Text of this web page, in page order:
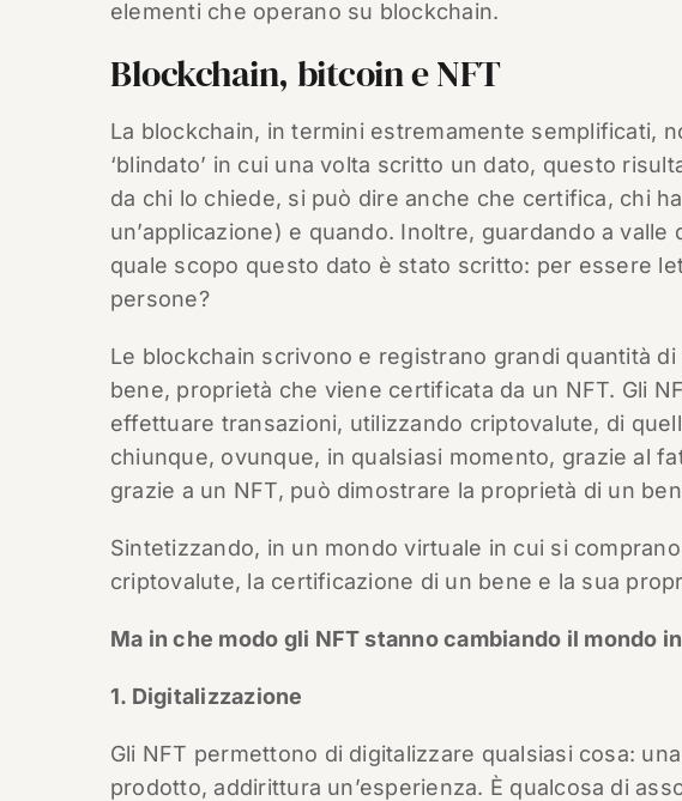
elementi che operano su blockchain.
Blockchain, bitcoin e NFT
La blockchain, in termini estremamente semplificati,
‘blindato’ in cui una volta scritto un dato, questo
da chi lo chiede, si può dire anche che certifica, chi
un’applicazione) e quando. Inoltre, guardando a
quale scopo questo dato è stato scritto: per essere
persone?
Le blockchain scrivono e registrano grandi quantità
bene, proprietà che viene certificata da un NFT. Gli
effettuare transazioni, utilizzando criptovalute, di
chiunque, ovunque, in qualsiasi momento, grazie al
grazie a un NFT, può dimostrare la proprietà di un
Sintetizzando, in un mondo virtuale in cui si
criptovalute, la certificazione di un bene e la sua
Ma in che modo gli NFT stanno cambiando il mondo
1. Digitalizzazione
Gli NFT permettono di digitalizzare qualsiasi cosa:
prodotto, addirittura un’esperienza. È qualcosa di